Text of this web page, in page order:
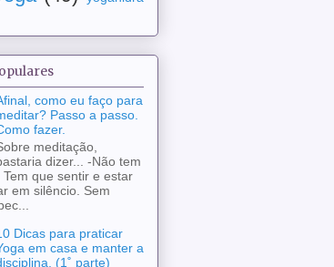
como eu faço para
Passo a passo.
fazer.
meditação,
dizer... -Não tem
que sentir e estar
em silêncio. Sem
Dicas para praticar
em casa e manter a
(1˚ parte)